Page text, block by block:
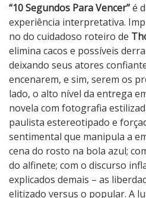
“10 Segundos Para Vencer”é
experiência interpretativa.
no do cuidadoso roteiro de
elimina cacos e possíveis
deixando seus atores
encenarem, e sim, serem os
lado, o alto nível da entrega
novela com fotografia
paulista estereotipado e
sentimental que manipula a
cena do rosto na bola azul;
do alfinete; com o discurso
explicados demais – as
elitizado versus o popular. A